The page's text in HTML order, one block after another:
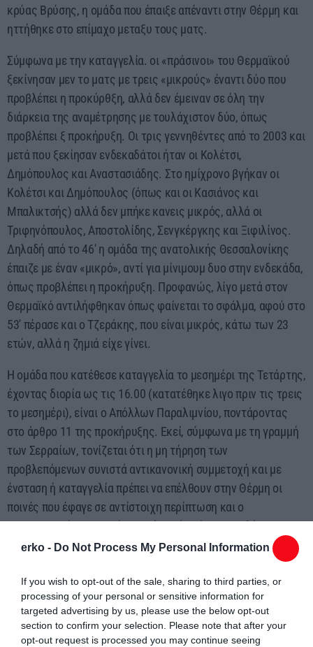
erko - Do Not Process My Personal Information
If you wish to opt-out of the sale, sharing to third parties, or
processing of your personal or sensitive information for
targeted advertising by us, please use the below opt-out
section to confirm your selection. Please note that after your
opt-out request is processed you may continue seeing
κρύας Βρύσης, η ομάδα που έπαιξε απέναντι στην Θέρμη και
ηττήθηκε στο επίμαχο μεταξυ τους ματς.
Σύμφωνα με την καταγγελία. οι «πράσινοι» του Θερμαϊκού
ξεκίνησαν μεν το ματς με τρεις «μικρούς» έναντι δύο που
προβλέπει η προκύρθξη, αλλά δεν έμειναν σε όλη την
διάρκεια της αναμέτρησης με τουλάχιστον δύο, όπως
προβλέπει ξ προκήρυξη. Οι τρις γεννηθέντες από το 2003 και
μετά που ξεκίησαν ενδεκαδάτοι ήταν οι Κολέτσι,
Δημόπουλος και Αναστασιάδης. Στο ημίχρονο βγήκαν οι
Κολέτσι και Δημόπουλος (όπως και οι Κασιάνος και
Μπαλικτσής) αλλά δεν μπήκε κανεις μικρός, αλλά οι
Τριφηνόπουλος, Αποστολίδης, Σενγκέργκης και Ξιφιλίνος.
Δηλαδή από το 46′ η ομάδα της ανατολικής Θεσσαλονίκης
έπαιζε με έναν «μικρό», αντί για μίνιμουμ δυο στην ενδεκάδα,
όπως προβλέπει η προκήρυξη. Προφανώς, λίγο μετά στον
Θερμαϊκό αντιλήφθηκαν όπως φαίνεται το σφάλμα, αφού στο
53′ πέρασε και ο Τζεράκης, που είναι μικρός, κάτω των 23
ετών, αλλά η ζημιά είχε γίνει.
Η ομάδα που κατέθεσε καταγγελία το μεσημέρι της Τετάρτης,
έχοντας διορία ως τις 16.00 (κατατέθηκε λιγο πριν τις τρεις
το μεσημέρι), είναι ο Απόλλων Παραλιμνίου, ποντάροντας
στο άρθρο 11 της προκήρυξης. Εκεί, σύμφωνα με τη γραμμή
των Σερραίων, τονίζεται ότι η μη τήρηση των
προβλεπόμενων συνιστά αντικανονική συμμετοχή και με
ένσταση ή καταγγελία πρέπει να επέλθουν στην Θέρμη οι
ποινές που έφαγε σε αντίστοιχη περίπτωση και ο
Πανθρακικούς με τη Νέα Αμισό μετά από καταγγελία του
Νέστου Χρυσούπολης και του Απόλλωνα Καλαμαριάς.
Δηλαδή ο Θερμαϊκος πρεπει να χάσει το επίμαχο ματς στα
χαρτιά με 3-0, και να έχει επιπλέον αφαίρεση 3 βαθμών στον
βαθμολογικό πίνακα του τρέχοντος πρωταθλήματος και
ποινή ως 2.000 ευρώ.